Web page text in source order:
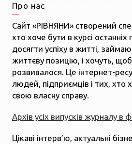
Про нас
Сайт «РІВНЯНИ» створений
хто хоче бути в курсі останніх
досягти успіху в житті,
життєву позицію, і хочуть,
розвивалося. Це інтернет-
людей, підприємців і тих, хто
свою власну справу.
Архів усіх випусків журналу в
Цікаві інтерв’ю, актуальні